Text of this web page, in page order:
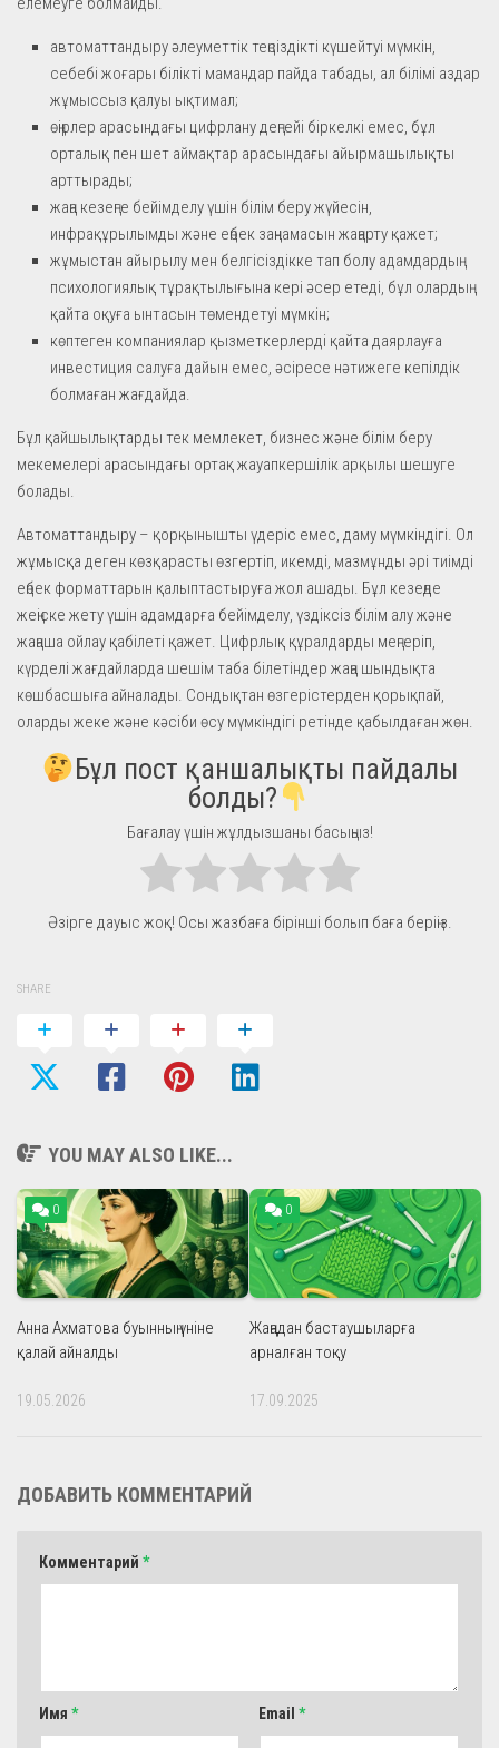
автоматтандыру әлеуметтік теңсіздікті күшейтуі мүмкін,
себебі жоғары білікті мамандар пайда табады, ал білімі аздар
жұмыссыз қалуы ықтимал;
өңірлер арасындағы цифрлану деңгейі біркелкі емес, бұл
орталық пен шет аймақтар арасындағы айырмашылықты
арттырады;
жаңа кезеңге бейімделу үшін білім беру жүйесін,
инфрақұрылымды және еңбек заңнамасын жаңарту қажет;
жұмыстан айырылу мен белгісіздікке тап болу адамдардың
психологиялық тұрақтылығына кері әсер етеді, бұл олардың
қайта оқуға ынтасын төмендетуі мүмкін;
көптеген компаниялар қызметкерлерді қайта даярлауға
инвестиция салуға дайын емес, әсіресе нәтижеге кепілдік
болмаған жағдайда.
Бұл қайшылықтарды тек мемлекет, бизнес және білім беру
мекемелері арасындағы ортақ жауапкершілік арқылы шешуге
болады.
Автоматтандыру – қорқынышты үдеріс емес, даму мүмкіндігі. Ол
жұмысқа деген көзқарасты өзгертіп, икемді, мазмұнды әрі тиімді
еңбек форматтарын қалыптастыруға жол ашады. Бұл кезеңде
жеңіске жету үшін адамдарға бейімделу, үздіксіз білім алу және
жаңаша ойлау қабілеті қажет. Цифрлық құралдарды меңгеріп,
күрделі жағдайларда шешім таба білетіндер жаңа шындықта
көшбасшыға айналады. Сондықтан өзгерістерден қорықпай,
оларды жеке және кәсіби өсу мүмкіндігі ретінде қабылдаған жөн.
Бұл пост қаншалықты пайдалы
болды?
Бағалау үшін жұлдызшаны басыңыз!
Әзірге дауыс жоқ! Осы жазбаға бірінші болып баға беріңіз.
SHARE
YOU MAY ALSO LIKE...
0
Анна Ахматова буынның үніне
қалай айналды
19.05.2026
0
Жаңадан бастаушыларға
арналған тоқу
17.09.2025
ДОБАВИТЬ КОММЕНТАРИЙ
Комментарий *
Имя * Email *